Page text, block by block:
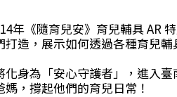
年《隨育兒安》育兒輔具 AR 特
造，展示如何透過各種育兒
化身為「安心守護者」，進入
，撐起他們的育兒日常！